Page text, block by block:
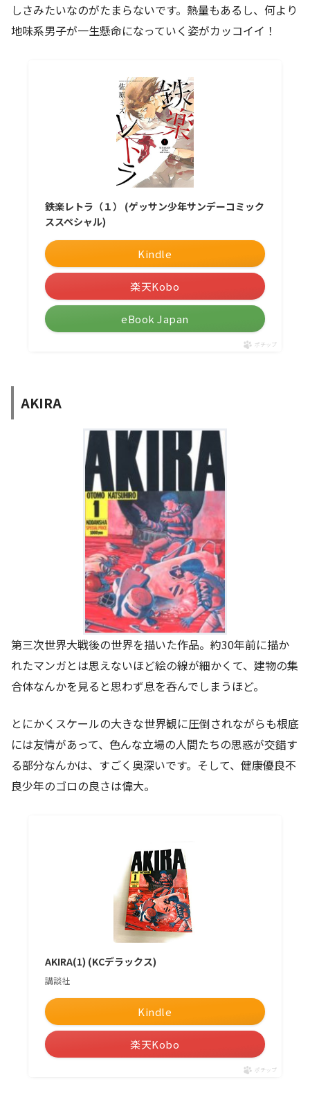
しさみたいなのがたまらないです。熱量もあるし、何より
地味系男子が一生懸命になっていく姿がカッコイイ！
鉄楽レトラ（１） (ゲッサン少年サンデーコミック
ススペシャル)
Kindle
楽天Kobo
eBook Japan
ポチップ
AKIRA
第三次世界大戦後の世界を描いた作品。約30年前に描か
れたマンガとは思えないほど絵の線が細かくて、建物の集
合体なんかを見ると思わず息を呑んでしまうほど。
とにかくスケールの大きな世界観に圧倒されながらも根底
には友情があって、色んな立場の人間たちの思惑が交錯す
る部分なんかは、すごく奥深いです。そして、健康優良不
良少年のゴロの良さは偉大。
AKIRA(1) (KCデラックス)
講談社
Kindle
楽天Kobo
ポチップ